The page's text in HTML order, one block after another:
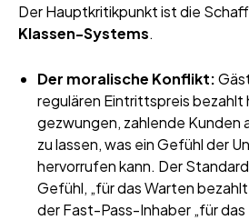
Der Hauptkritikpunkt ist die
Klassen-Systems.
Der moralische Konflikt:
regulären Eintrittspreis bezahlt
gezwungen, zahlende Kunden
zu lassen, was ein Gefühl der
hervorrufen kann. Der
Gefühl, „für das Warten
der Fast-Pass-Inhaber „für